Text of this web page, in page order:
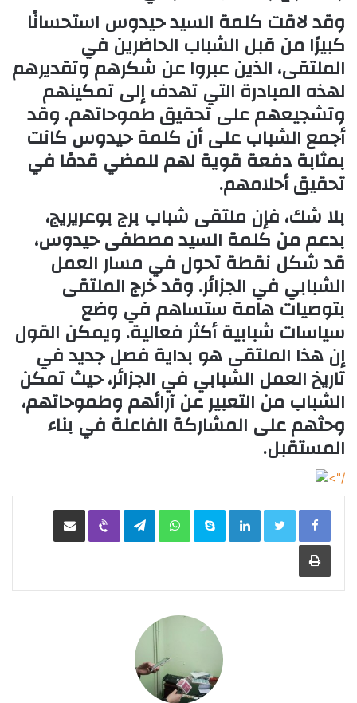
وقد لاقت كلمة السيد حيدوس استحسانًا
كبيرًا من قبل الشباب الحاضرين في
الملتقى، الذين عبروا عن شكرهم وتقديرهم
لهذه المبادرة التي تهدف إلى تمكينهم
وتشجيعهم على تحقيق طموحاتهم. وقد
أجمع الشباب على أن كلمة حيدوس كانت
بمثابة دفعة قوية لهم للمضي قدمًا في
تحقيق أحلامهم.
بلا شك، فإن ملتقى شباب برج بوعريريج،
بدعم من كلمة السيد مصطفى حيدوس،
قد شكل نقطة تحول في مسار العمل
الشبابي في الجزائر. وقد خرج الملتقى
بتوصيات هامة ستساهم في وضع
سياسات شبابية أكثر فعالية. ويمكن القول
إن هذا الملتقى هو بداية فصل جديد في
تاريخ العمل الشبابي في الجزائر، حيث تمكن
الشباب من التعبير عن آرائهم وطموحاتهم،
وحثهم على المشاركة الفاعلة في بناء
المستقبل.
/">
LinkedIn
Skype
WhatsApp
Telegram
Viber مشاركة عبر البريد
طباعة